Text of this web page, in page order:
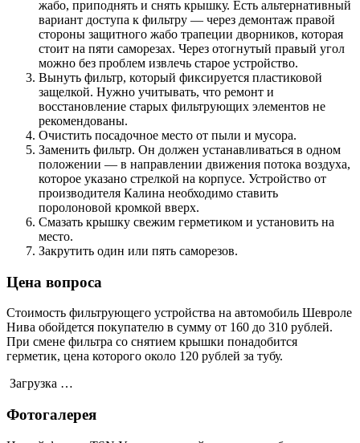
жабо, приподнять и снять крышку. Есть альтернативный
вариант доступа к фильтру — через демонтаж правой
стороны защитного жабо трапеции дворников, которая
стоит на пяти саморезах. Через отогнутый правый угол
можно без проблем извлечь старое устройство.
Вынуть фильтр, который фиксируется пластиковой
защелкой. Нужно учитывать, что ремонт и
восстановление старых фильтрующих элементов не
рекомендованы.
Очистить посадочное место от пыли и мусора.
Заменить фильтр. Он должен устанавливаться в одном
положении — в направлении движения потока воздуха,
которое указано стрелкой на корпусе. Устройство от
производителя Калина необходимо ставить
поролоновой кромкой вверх.
Смазать крышку свежим герметиком и установить на
место.
Закрутить один или пять саморезов.
Цена вопроса
Стоимость фильтрующего устройства на автомобиль Шевроле
Нива обойдется покупателю в сумму от 160 до 310 рублей.
При смене фильтра со снятием крышки понадобится
герметик, цена которого около 120 рублей за тубу.
Загрузка …
Фотогалерея